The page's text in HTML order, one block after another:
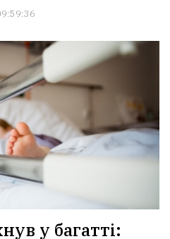
у багатті: